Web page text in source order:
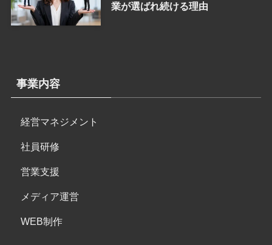
業が選ばれ続ける理由
事業内容
経営マネジメント
社員研修
営業支援
メディア運営
WEB制作